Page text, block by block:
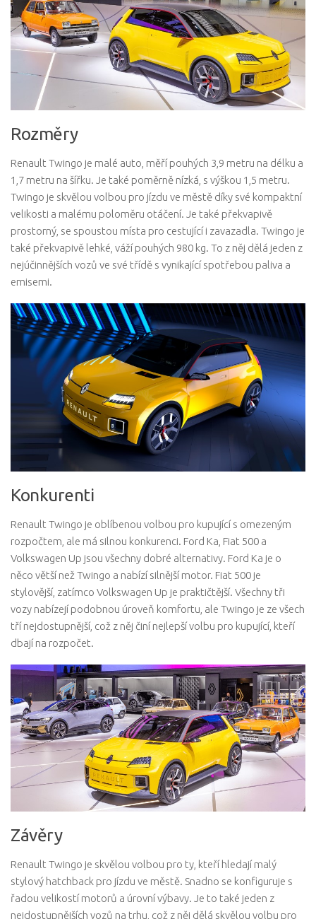
Rozměry
Renault Twingo je malé auto, měří pouhých 3,9 metru na délku a
1,7 metru na šířku. Je také poměrně nízká, s výškou 1,5 metru.
Twingo je skvělou volbou pro jízdu ve městě díky své kompaktní
velikosti a malému poloměru otáčení. Je také překvapivě
prostorný, se spoustou místa pro cestující i zavazadla. Twingo je
také překvapivě lehké, váží pouhých 980 kg. To z něj dělá jeden z
nejúčinnějších vozů ve své třídě s vynikající spotřebou paliva a
emisemi.
Konkurenti
Renault Twingo je oblíbenou volbou pro kupující s omezeným
rozpočtem, ale má silnou konkurenci. Ford Ka, Fiat 500 a
Volkswagen Up jsou všechny dobré alternativy. Ford Ka je o
něco větší než Twingo a nabízí silnější motor. Fiat 500 je
stylovější, zatímco Volkswagen Up je praktičtější. Všechny tři
vozy nabízejí podobnou úroveň komfortu, ale Twingo je ze všech
tří nejdostupnější, což z něj činí nejlepší volbu pro kupující, kteří
dbají na rozpočet.
Závěry
Renault Twingo je skvělou volbou pro ty, kteří hledají malý
stylový hatchback pro jízdu ve městě. Snadno se konfiguruje s
řadou velikostí motorů a úrovní výbavy. Je to také jeden z
nejdostupnějších vozů na trhu, což z něj dělá skvělou volbu pro